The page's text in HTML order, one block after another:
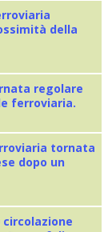
della
regolare
ferroviaria.
tornata
dopo un
circolazione